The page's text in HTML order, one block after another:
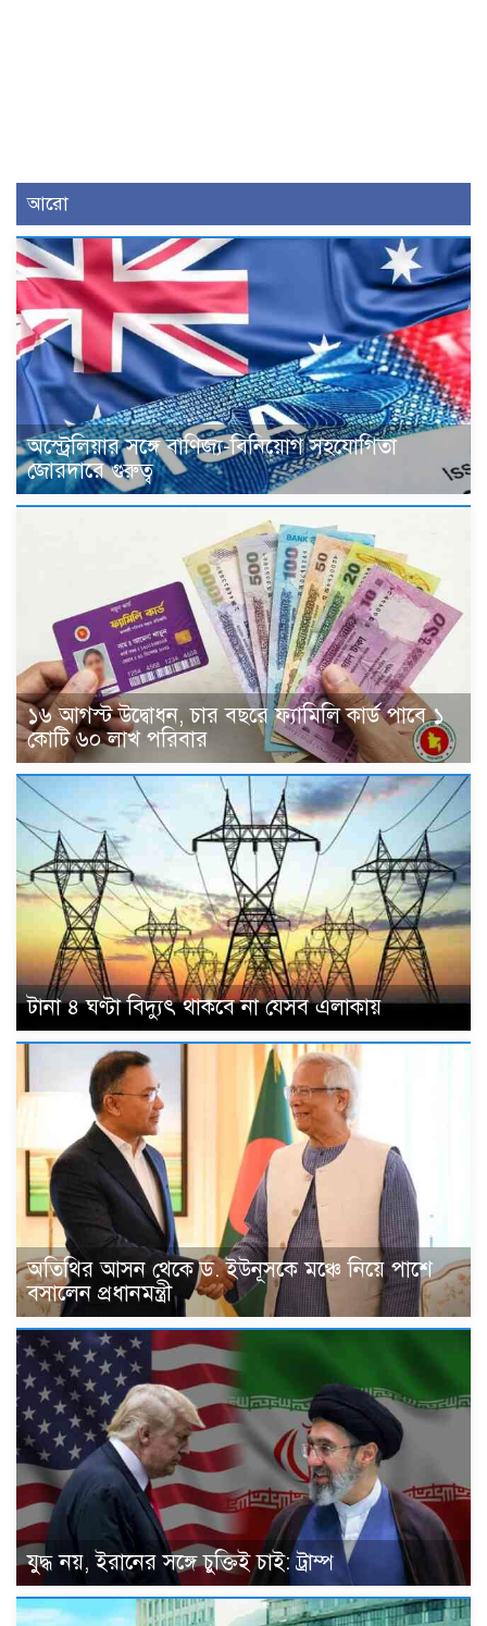
আরো
অস্ট্রেলিয়ার সঙ্গে বাণিজ্য-বিনিয়োগ সহযোগিতা
জোরদারে গুরুত্ব
১৬ আগস্ট উদ্বোধন, চার বছরে ফ্যামিলি কার্ড পাবে ১
কোটি ৬০ লাখ পরিবার
টানা ৪ ঘণ্টা বিদ্যুৎ থাকবে না যেসব এলাকায়
অতিথির আসন থেকে ড. ইউনূসকে মঞ্চে নিয়ে পাশে
বসালেন প্রধানমন্ত্রী
যুদ্ধ নয়, ইরানের সঙ্গে চুক্তিই চাই: ট্রাম্প